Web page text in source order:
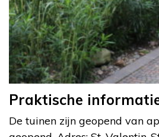
Praktische
De tuinen zijn geopend van